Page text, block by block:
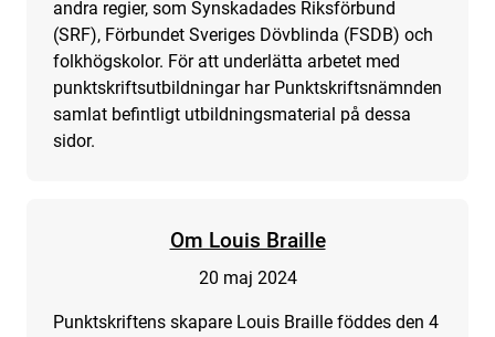
andra regier, som Synskadades Riksförbund
(SRF), Förbundet Sveriges Dövblinda (FSDB) och
folkhögskolor. För att underlätta arbetet med
punktskriftsutbildningar har Punktskriftsnämnden
samlat befintligt utbildningsmaterial på dessa
sidor.
Om Louis Braille
20 maj 2024
Punktskriftens skapare Louis Braille föddes den 4